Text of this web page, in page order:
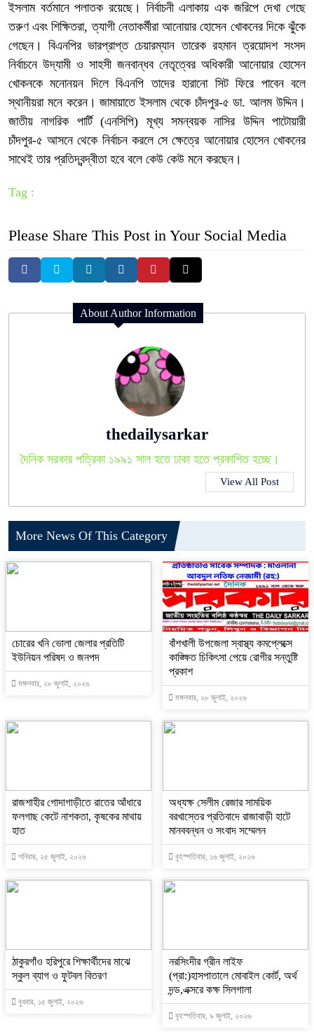
ইসলাম বর্তমানে পলাতক রয়েছে। নির্বাচনী এলাকায় এক জরিপে দেখা গেছে
তরুণ এবং শিক্ষিতরা, ত্যাগী নেতাকর্মীরা আনোয়ার হোসেন খোকনের দিকে ঝুঁকে
গেছেন। বিএনপির ভারপ্রাপ্ত চেয়ারম্যান তারেক রহমান ত্রয়োদশ সংসদ
নির্বাচনে উদ্যামী ও সাহসী জনবান্ধব নেতৃত্বের অধিকারী আনোয়ার হোসেন
খোকনকে মনোনয়ন দিলে বিএনপি তাদের হারানো সিট ফিরে পাবেন বলে
স্থানীয়রা মনে করেন। জামায়াতে ইসলাম থেকে চাঁদপুর-৫ ডা. আলম উদ্দিন।
জাতীয় নাগরিক পার্টি (এনসিপি) মূখ্য সমন্বয়ক নাসির উদ্দিন পাটোয়ারী
চাঁদপুর-৫ আসনে থেকে নির্বাচন করলে সে ক্ষেত্রে আনোয়ার হোসেন খোকনের
সাথেই তার প্রতিদ্বন্দ্বীতা হবে বলে কেউ কেউ মনে করছেন।
Tag :
Please Share This Post in Your Social Media
About Author Information
thedailysarkar
দৈনিক সরকার পত্রিকা ১৯৯১ সাল হতে ঢাকা হতে প্রকাশিত হচ্ছে।
View All Post
More News Of This Category
চোরের খনি ভোলা জেলার প্রতিটি
ইউনিয়ন পরিষদ ও জনপদ
মঙ্গলবার, ২৮ জুলাই, ২০২৬
বাঁশখালী উপজেলা স্বাস্থ্য কমপ্লেক্সে
কাঙ্ক্ষিত চিকিৎসা পেয়ে রোগীর সন্তুষ্টি
প্রকাশ
মঙ্গলবার, ২৮ জুলাই, ২০২৬
রাজশাহীর গোদাগাড়ীতে রাতের আঁধারে
ফলগাছ কেটে নাশকতা, কৃষকের মাথায়
হাত
শনিবার, ২৫ জুলাই, ২০২৬
অধ্যক্ষ সেলীম রেজার সাময়িক
বরখাস্তের প্রতিবাদে রাজাবাড়ী হাটে
মানববন্ধন ও সংবাদ সম্মেলন ‎
বৃহস্পতিবার, ১৬ জুলাই, ২০২৬
ঠাকুরগাঁও হরিপুরে শিক্ষার্থীদের মাঝে
স্কুল ব্যাগ ও ফুটবল বিতরণ
বুধবার, ১৫ জুলাই, ২০২৬
নরসিংদীর গ্রীন লাইফ
(প্রা:)হাসপাতালে মোবাইল কোর্ট, অর্থ
দন্ড,এক্সরে কক্ষ সিলগালা
বৃহস্পতিবার, ৯ জুলাই, ২০২৬